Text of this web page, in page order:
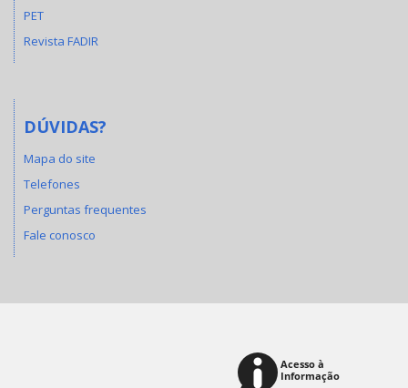
PET
Revista FADIR
DÚVIDAS?
Mapa do site
Telefones
Perguntas frequentes
Fale conosco